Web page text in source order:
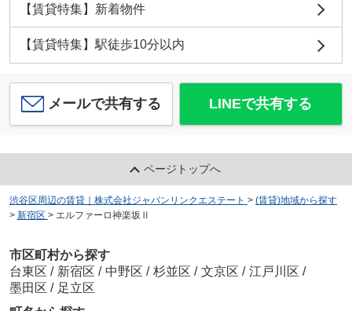
【賃貸特集】新着物件
【賃貸特集】駅徒歩10分以内
メールで共有する LINEで共有する
ページトップへ
渋谷区周辺の賃貸｜株式会社ジャパンリンクエステート > (賃貸)地域から探す
> 新宿区 > エルファーロ神楽坂Ⅱ
市区町村から探す
台東区 / 新宿区 / 中野区 / 杉並区 / 文京区 / 江戸川区 /
墨田区 / 足立区